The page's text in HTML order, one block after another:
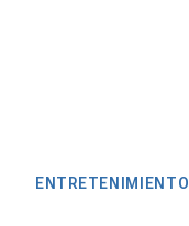
ENTRETENIMIENTO